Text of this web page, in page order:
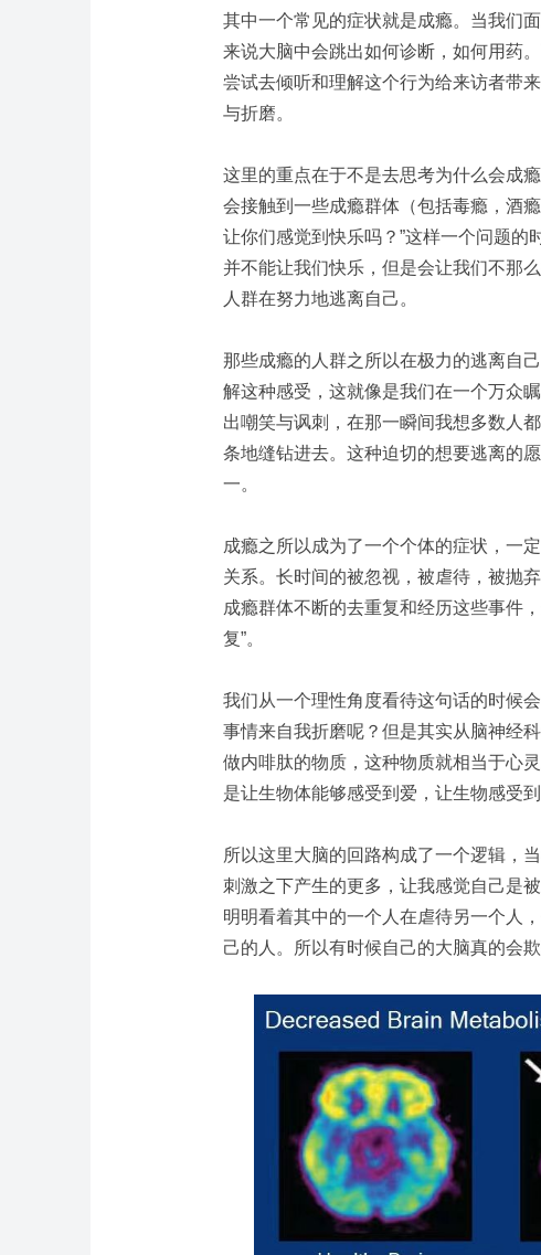
其中一个常见的症状就是成瘾。当我们
来说大脑中会跳出如何诊断，如何用药
尝试去倾听和理解这个行为给来访者带
与折磨。
这里的重点在于不是去思考为什么会成
会接触到一些成瘾群体（包括毒瘾，酒
让你们感觉到快乐吗？”这样一个问题
并不能让我们快乐，但是会让我们不那
人群在努力地逃离自己。
那些成瘾的人群之所以在极力的逃离自
解这种感受，这就像是我们在一个万众
出嘲笑与讽刺，在那一瞬间我想多数人
条地缝钻进去。这种迫切的想要逃离的
一。
成瘾之所以成为了一个个体的症状，一
关系。长时间的被忽视，被虐待，被抛
成瘾群体不断的去重复和经历这些事件
复”。
我们从一个理性角度看待这句话的时候
事情来自我折磨呢？但是其实从脑神经
做内啡肽的物质，这种物质就相当于心
是让生物体能够感受到爱，让生物感受
所以这里大脑的回路构成了一个逻辑，
刺激之下产生的更多，让我感觉自己是
明明看着其中的一个人在虐待另一个人
己的人。所以有时候自己的大脑真的会欺